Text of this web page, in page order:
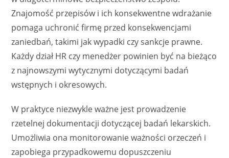
Znajomość przepisów i ich konsekwentne wdrażanie
pomaga uchronić firmę przed konsekwencjami
zaniedbań, takimi jak wypadki czy sankcje prawne.
Każdy dział HR czy menedżer powinien być na bieżąco
z najnowszymi wytycznymi dotyczącymi badań
wstępnych i okresowych.
W praktyce niezwykle ważne jest prowadzenie
rzetelnej dokumentacji dotyczącej badań lekarskich.
Umożliwia ona monitorowanie ważności orzeczeń i
zapobiega przypadkowemu dopuszczeniu